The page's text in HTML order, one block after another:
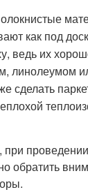
как под
ведь их
линолеумом
сделать
обратить